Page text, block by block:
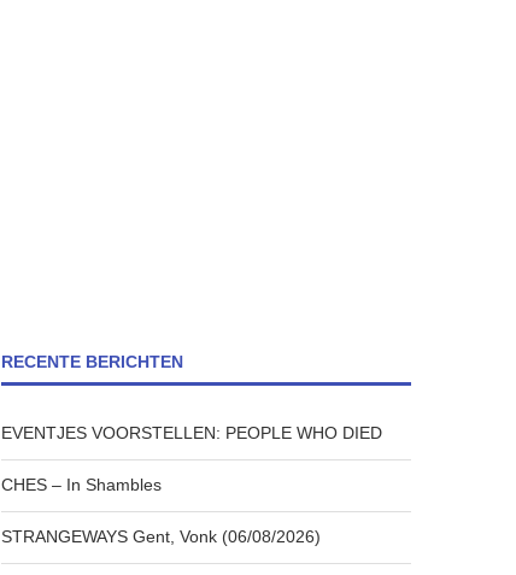
RECENTE BERICHTEN
EVENTJES VOORSTELLEN: PEOPLE WHO DIED
CHES – In Shambles
STRANGEWAYS Gent, Vonk (06/08/2026)